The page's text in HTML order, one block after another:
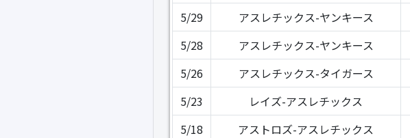
5/29
アスレチックス-ヤンキース
5/28
アスレチックス-ヤンキース
5/26
アスレチックス-タイガース
5/23
レイズ-アスレチックス
5/18
アストロズ-アスレチックス